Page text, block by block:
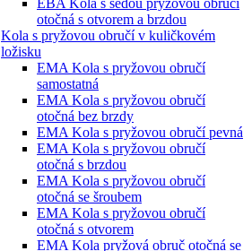
EBA Kola s šedou pryžovou obručí
otočná s otvorem a brzdou
Kola s pryžovou obručí v kuličkovém
ložisku
EMA Kola s pryžovou obručí
samostatná
EMA Kola s pryžovou obručí
otočná bez brzdy
EMA Kola s pryžovou obručí pevná
EMA Kola s pryžovou obručí
otočná s brzdou
EMA Kola s pryžovou obručí
otočná se šroubem
EMA Kola s pryžovou obručí
otočná s otvorem
EMA Kola pryžová obruč otočná se